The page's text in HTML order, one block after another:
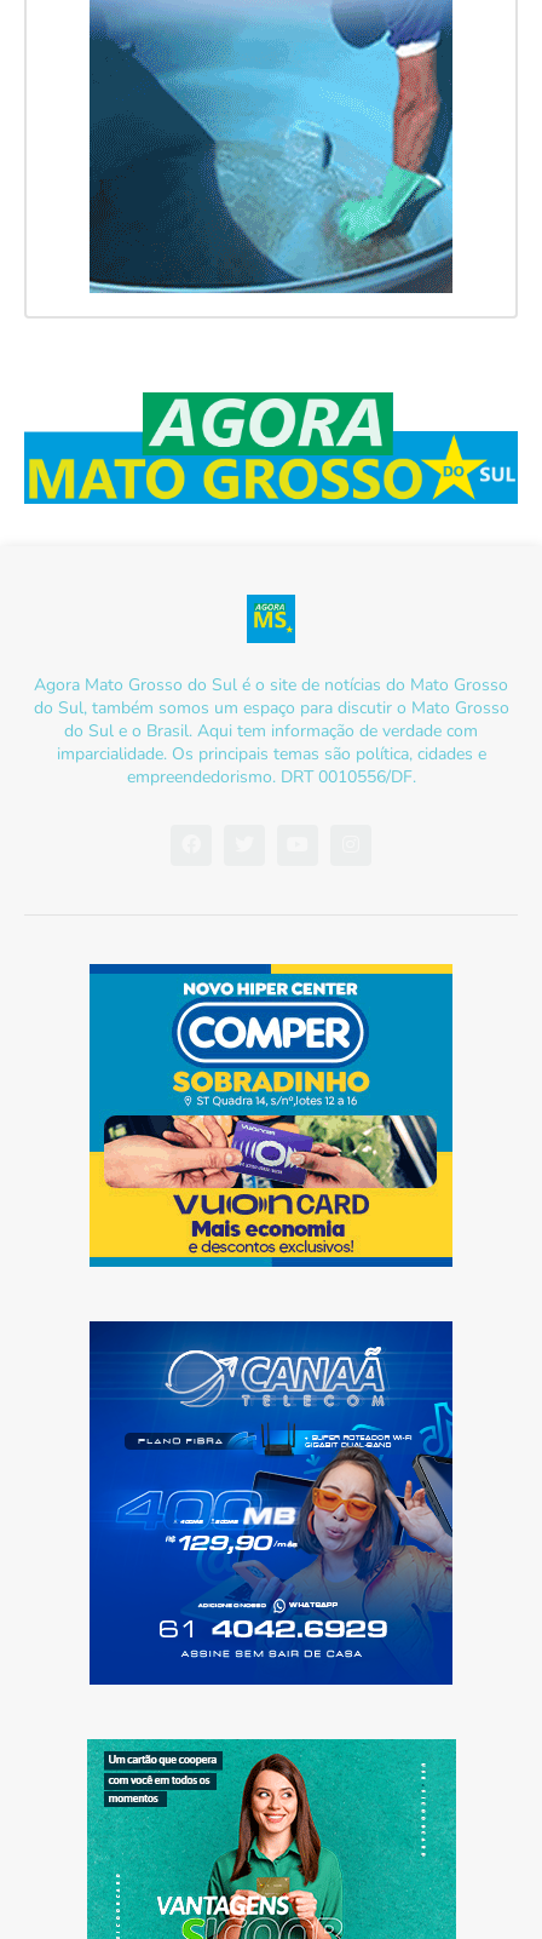
Agora Mato Grosso do Sul é o site de notícias do Mato Grosso
do Sul, também somos um espaço para discutir o Mato Grosso
do Sul e o Brasil. Aqui tem informação de verdade com
imparcialidade. Os principais temas são política, cidades e
empreendedorismo. DRT 0010556/DF.